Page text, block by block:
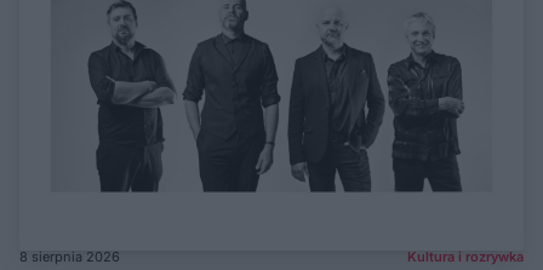
8 sierpnia 2026 Kultura i rozrywka